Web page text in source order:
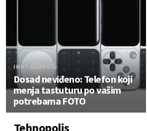
IMA I ANDROID
Dosad neviđeno: Telefon koji
menja tastuturu po vašim
potrebama FOTO